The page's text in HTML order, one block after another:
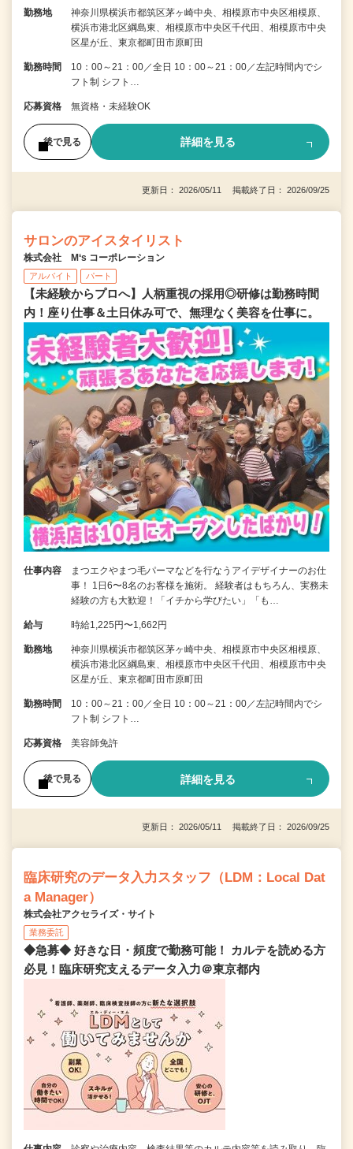
勤務地
神奈川県横浜市都筑区茅ヶ崎中央、相模原市中央区相模原、
横浜市港北区綱島東、相模原市中央区千代田、相模原市中央
区星が丘、東京都町田市原町田
勤務時間
10：00～21：00／全日 10：00～21：00／左記時間内でシ
フト制 シフト…
応募資格 無資格・未経験OK
後で見る 詳細を見る
更新日： 2026/05/11 掲載終了日： 2026/09/25
サロンのアイスタイリスト
株式会社 M‘s コーポレーション
アルバイト パート
【未経験からプロへ】人柄重視の採用◎研修は勤務時間
内！座り仕事＆土日休み可で、無理なく美容を仕事に。
仕事内容
まつエクやまつ毛パーマなどを行なうアイデザイナーのお仕
事！ 1日6〜8名のお客様を施術。 経験者はもちろん、実務未
経験の方も大歓迎！「イチから学びたい」「も…
給与 時給1,225円〜1,662円
勤務地
神奈川県横浜市都筑区茅ヶ崎中央、相模原市中央区相模原、
横浜市港北区綱島東、相模原市中央区千代田、相模原市中央
区星が丘、東京都町田市原町田
勤務時間
10：00～21：00／全日 10：00～21：00／左記時間内でシ
フト制 シフト…
応募資格 美容師免許
後で見る 詳細を見る
更新日： 2026/05/11 掲載終了日： 2026/09/25
臨床研究のデータ入力スタッフ（LDM：Local Dat
a Manager）
株式会社アクセライズ・サイト
業務委託
◆急募◆ 好きな日・頻度で勤務可能！ カルテを読める方
必見！臨床研究支えるデータ入力＠東京都内